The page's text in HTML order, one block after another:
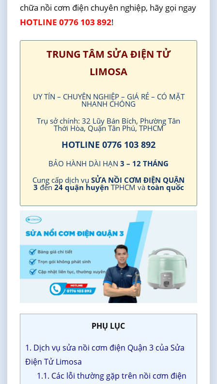
chữa nồi cơm điện chuyên nghiệp, hãy gọi ngay
HOTLINE 0776 103 892!
TRUNG TÂM SỬA ĐIỆN TỬ
LIMOSA
UY TÍN – CHUYÊN NGHIỆP – GIÁ RẺ – CÓ MẶT
NHANH CHÓNG
Trụ sở chính: 32 Lũy Bán Bích, Phường Tân
Thới Hòa, Quận Tân Phú, TPHCM
HOTLINE 0776 103 892
BẢO HÀNH DÀI HẠN 3 – 12 THÁNG
Cung cấp dịch vụ SỬA NỒI CƠM ĐIỆN QUẬN
3 đến 24 quận huyện TPHCM và toàn quốc
PHỤ LỤC
1. Dịch vụ sửa nồi cơm điện Quận 3 của Sửa
Điện Tử Limosa
1.1. Các lỗi thường gặp trên nồi cơm điện